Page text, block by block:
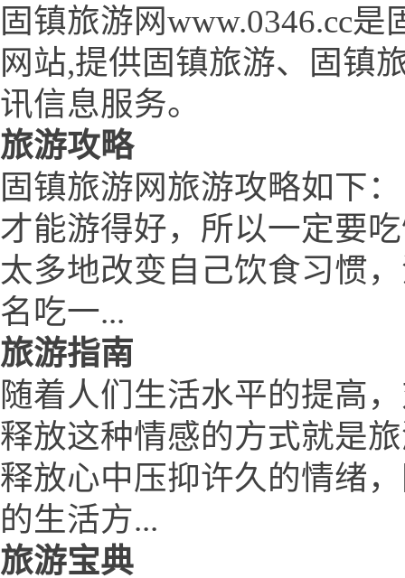
固镇旅游网www.0346.cc
网站,提供固镇旅游、固镇
讯信息服务。
旅游攻略
固镇旅游网旅游攻略如下
才能游得好，所以一定要
太多地改变自己饮食习惯
名吃一...
旅游指南
随着人们生活水平的提高
释放这种情感的方式就是
释放心中压抑许久的情绪
的生活方...
旅游宝典